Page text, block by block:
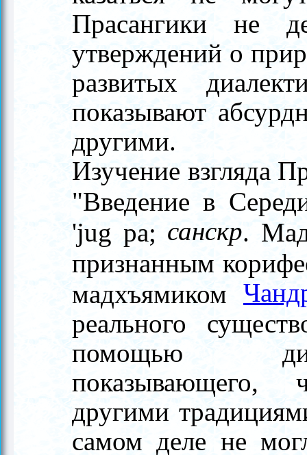
Прасангики не
утверждений о
развитых
показывают
другими.
Изучение взгляда
"Введение в
'jug pa; санскр.
признанным
мадхъямиком
реального
помощью
показывающего,
другими
самом деле не